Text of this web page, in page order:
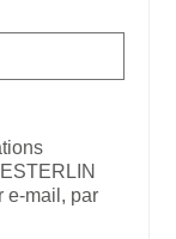
e-mail, par